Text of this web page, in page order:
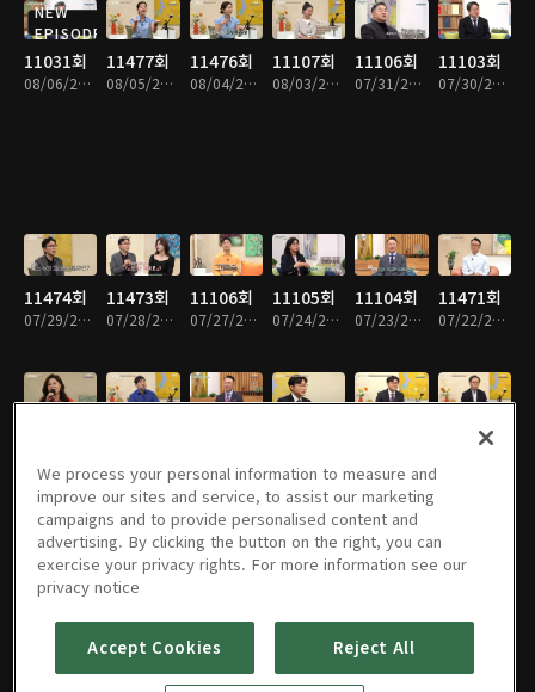
NEW
EPISODE
11031회
08/06/2026 • 41분
11477회
08/05/2026 • 44분
11476회
08/04/2026 • 44분
11107회
08/03/2026 • 44분
11106회
07/31/2026 • 43분
11103회
07/30/2026 • 43분
11474회
07/29/2026 • 42분
11473회
07/28/2026 • 43분
11106회
07/27/2026 • 43분
11105회
07/24/2026 • 42분
11104회
07/23/2026 • 42분
11471회
07/22/2026 • 43분
11100회
11099회
07/10/2026 • 42분
11098회 11465회 11464회 11463회 11095회
We process your personal information to measure and
improve our sites and service, to assist our marketing
campaigns and to provide personalised content and
advertising. By clicking the button on the right, you can
exercise your privacy rights. For more information see our
privacy notice
Accept Cookies Reject All